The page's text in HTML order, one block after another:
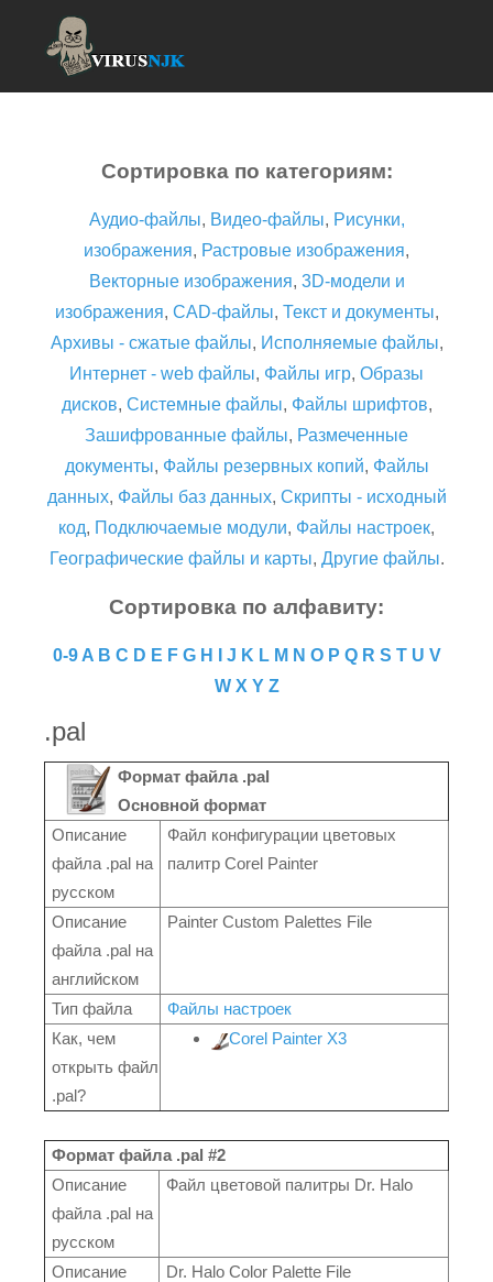
Сортировка по категориям:
Аудио-файлы, Видео-файлы, Рисунки,
изображения, Растровые изображения,
Векторные изображения, 3D-модели и
изображения, CAD-файлы, Текст и документы,
Архивы - сжатые файлы, Исполняемые файлы,
Интернет - web файлы, Файлы игр, Образы
дисков, Системные файлы, Файлы шрифтов,
Зашифрованные файлы, Размеченные
документы, Файлы резервных копий, Файлы
данных, Файлы баз данных, Скрипты - исходный
код, Подключаемые модули, Файлы настроек,
Географические файлы и карты, Другие файлы.
Сортировка по алфавиту:
0-9 A B C D E F G H J K L M N O P Q R S T U V
W X Y Z
.pal
Формат файла .pal
Основной формат
Описание
файла .pal на
русском
Файл конфигурации цветовых
палитр Corel Painter
Описание
файла .pal на
английском
Painter Custom Palettes File
Тип файла
Файлы настроек
Как, чем
открыть файл
.pal?
Corel Painter X3
Формат файла .pal #2
Описание
файла .pal на
русском
Файл цветовой палитры Dr. Halo
Описание
Dr. Halo Color Palette File